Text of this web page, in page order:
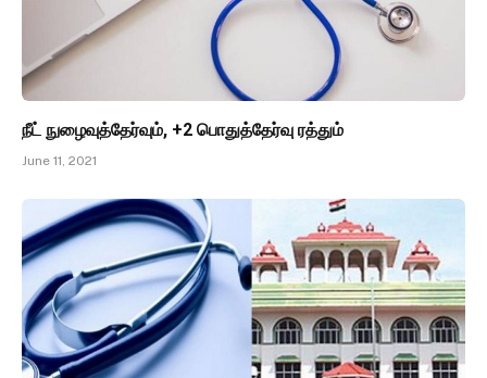
நீட் நுழைவுத்தேர்வும், +2 பொதுத்தேர்வு ரத்தும்
June 11, 2021